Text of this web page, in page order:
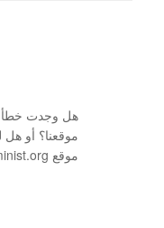
هل وجدت خطأ
موقعنا؟ أو
موقع algerianfeminist.org؟ يرجى إعلامنا!